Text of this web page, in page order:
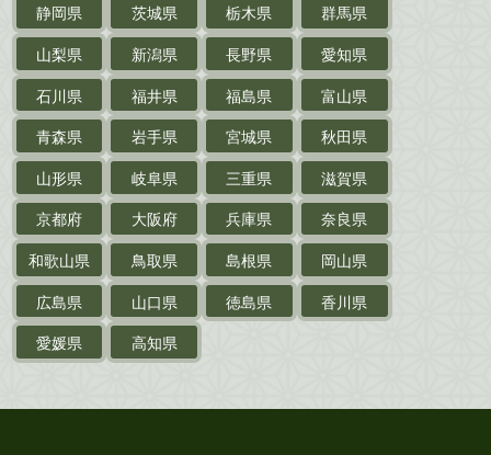
作家草稿・原稿・肉筆物
探偵小説・推理小説
乗物
鉄道・
電車・バス
戦前・戦中の紙物・資料
絵葉書
支那・満洲・朝鮮・
台湾関係古資料
ポスター・チラシ・
静岡県
茨城県 栃木県
群馬県
山梨県
新潟県 長野県
愛知県
石川県
福井県 福島県
富山県
青森県
岩手県 宮城県
秋田県
山形県
岐阜県 三重県
滋賀県
京都府
大阪府 兵庫県
奈良県
和歌山県
鳥取県 島根県
岡山県
広島県
山口県 徳島県
香川県
愛媛県
高知県